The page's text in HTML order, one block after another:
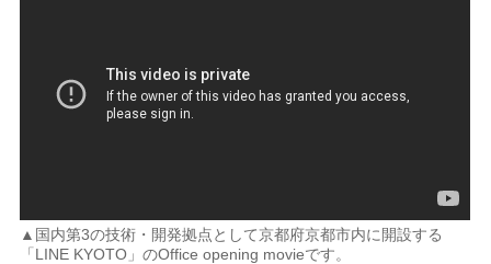
▲国内第3の技術・開発拠点として京都府京都市内に開設する
「LINE KYOTO」のOffice opening movieです。